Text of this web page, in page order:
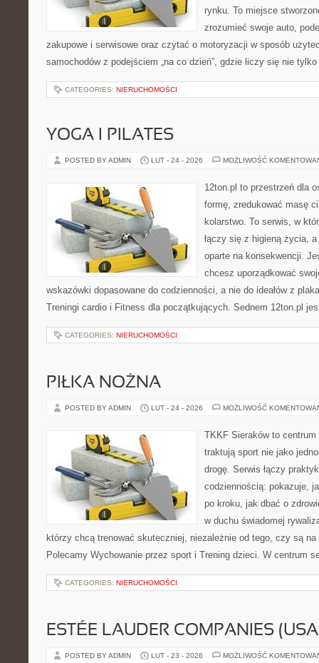
rynku. To miejsce
zrozumieć swoje auto,
zakupowe i serwisowe oraz czytać o motoryzacji w sposób
samochodów z podejściem „na co dzień”, gdzie liczy się nie
CATEGORIES: NIERUCHOMOŚCI
YOGA I PILATES
POSTED BY ADMIN LUT - 24 - 2026 MOŻLIWOŚĆ
12ton.pl to przestrzeń dla
formę, zredukować masę
kolarstwo. To serwis, w
łączy się z higieną życia,
oparte na konsekwencji.
chcesz uporządkować
wskazówki dopasowane do codzienności, a nie do ideałów z
Treningi cardio i Fitness dla początkujących. Sednem 12ton.pl
CATEGORIES: NIERUCHOMOŚCI
PIŁKA NOŻNA
POSTED BY ADMIN LUT - 24 - 2026 MOŻLIWOŚĆ
TKKF Sieraków to
traktują sport nie jako
drogę. Serwis łączy
codziennością: pokazuje,
po kroku, jak dbać o
w duchu świadomej
którzy chcą trenować skuteczniej, niezależnie od tego, czy są na
Polecamy Wychowanie przez sport i Trening dzieci. W centrum
CATEGORIES: NIERUCHOMOŚCI
ESTÉE LAUDER COMPANIES
POSTED BY ADMIN LUT - 23 - 2026 MOŻLIWOŚĆ